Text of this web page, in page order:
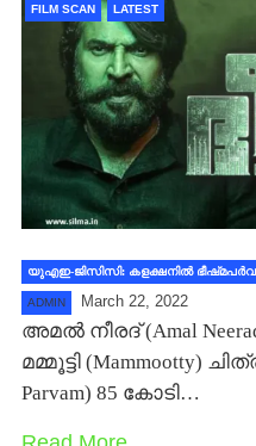
FILM SCAN LATEST
യുഎഇ-ജിസിസി: കളക്ഷനില്‍
ADMIN March 22, 2022
അമല്‍ നീരദ് (Amal
മമ്മൂട്ടി (Mammootty)
Parvam) 85 കോടി…